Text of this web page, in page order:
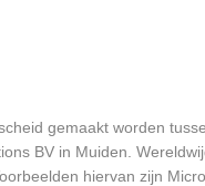
gemaakt worden
BV in Muiden.
hiervan zijn